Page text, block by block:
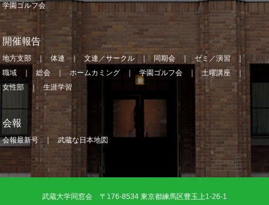
学園ゴルフ会
開催報告
地方支部 体連 文連／サークル 同期会
ゼミ／演習
職域
総会 ホームカミング 学園ゴルフ会
土曜講座
女性部
生涯学習
会報
会報最新号 武蔵な日本地図
武蔵大学同窓会 〒176-8534 東京都練馬区豊玉上1-26-1